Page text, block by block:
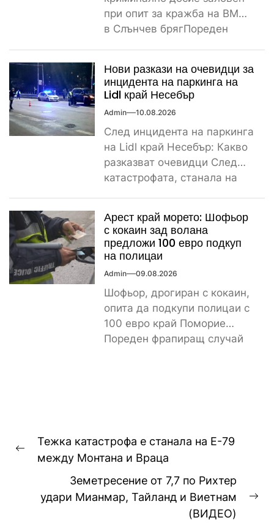
при опит за кражба на BMW
в Слънчев брягПореден
Нови разкази на очевидци за
инцидента на паркинга на
Lidl край Несебър
Admin 10.08.2026
След инцидента на паркинга
на Lidl край Несебър: Какво
разказват очевидци След
катастрофата, станала на
Арест край морето: Шофьор
с кокаин зад волана
предложи 100 евро подкуп
на полицаи
Admin 09.08.2026
Шофьор, дрогиран с кокаин,
опита да подкупи полицаи с
100 евро край Поморие
Пореден фрапиращ случай
Навигация
Previous
Тежка катастрофа е станала на Е-79
между Монтана и Враца
Земетресение от 7,7 по Рихтер
удари Мианмар, Тайланд и Виетнам
(ВИДЕО)